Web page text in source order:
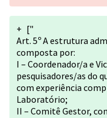
+ ["
Art. 5º A estrutura
composta por:
I – Coordenador/a e
pesquisadores/as do
com experiência
Laboratório;
II – Comitê Gestor,